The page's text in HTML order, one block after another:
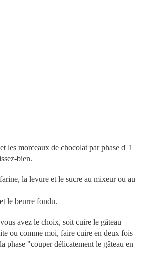
les morceaux de chocolat par phase d' 1
bien.
la levure et le sucre au mixeur ou au
le beurre fondu.
avez le choix, soit cuire le gâteau
ou comme moi, faire cuire en deux fois
phase "couper délicatement le gâteau en